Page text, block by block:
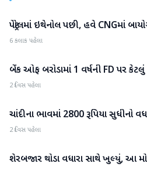
બિઝનેસ
પેટ્રોલમાં ઇથેનોલ પછી, હવે CNGમાં
6 કલાક પહેલા
બિઝનેસ
બેંક ઓફ બરોડામાં 1 વર્ષની FD પર
2 દિવસ પહેલા
બિઝનેસ
ચાંદીના ભાવમાં 2800 રૂપિયા સુધીનો
2 દિવસ પહેલા
બિઝનેસ
શેરબજાર થોડા વધારા સાથે ખુલ્યું, આ